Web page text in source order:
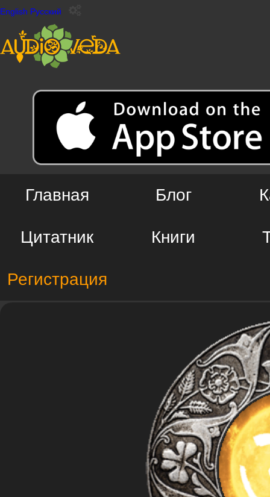
English Русский
Главная Блог
Цитатник Книги
Регистрация